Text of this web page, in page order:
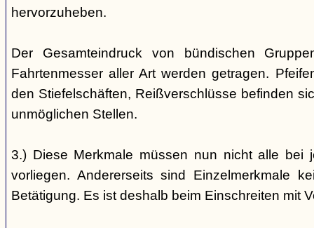
hervorzuheben.
Der Gesamteindruck von bündischen
Fahrtenmesser aller Art werden getragen.
den Stiefelschäften, Reißverschlüsse befinden
unmöglichen Stellen.
3.) Diese Merkmale müssen nun nicht alle bei
vorliegen. Andererseits sind Einzelmerkmale
Betätigung. Es ist deshalb beim Einschreiten mit